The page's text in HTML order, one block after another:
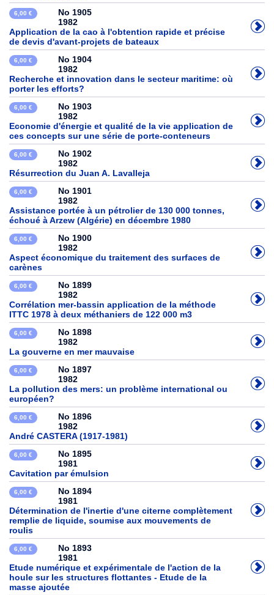
6,00 €
No 1905
1982
Application de la cao à l'obtention rapide et précise
de devis d'avant-projets de bateaux
6,00 €
No 1904
1982
Recherche et innovation dans le secteur maritime: où
porter les efforts?
6,00 €
No 1903
1982
Economie d'énergie et qualité de la vie application de
ces concepts sur une série de porte-conteneurs
6,00 €
No 1902
1982
Résurrection du Juan A. Lavalleja
6,00 €
No 1901
1982
Assistance portée à un pétrolier de 130 000 tonnes,
échoué à Arzew (Algérie) en décembre 1980
6,00 €
No 1900
1982
Aspect économique du traitement des surfaces de
carènes
6,00 €
No 1899
1982
Corrélation mer-bassin application de la méthode
ITTC 1978 à deux méthaniers de 122 000 m3
6,00 €
No 1898
1982
La gouverne en mer mauvaise
6,00 €
No 1897
1982
La pollution des mers: un problème international ou
européen?
6,00 €
No 1896
1982
André CASTERA (1917-1981)
6,00 €
No 1895
1981
Cavitation par émulsion
6,00 €
No 1894
1981
Détermination de l'inertie d'une citerne complètement
remplie de liquide, soumise aux mouvements de
roulis
6,00 €
No 1893
1981
Etude numérique et expérimentale de l'action de la
houle sur les structures flottantes - Etude de la
masse ajoutée